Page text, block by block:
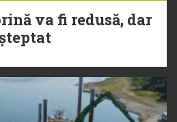
va fi redusă, dar